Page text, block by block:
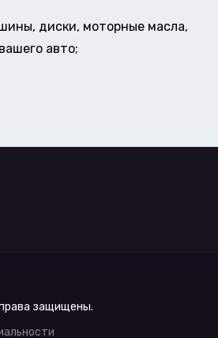
диски, моторные масла,
авто;
защищены.